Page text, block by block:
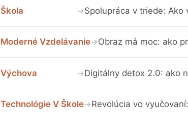
Škola →Spolupráca v triede:
Moderné Vzdelávanie→Obraz má moc: ako
Výchova →Digitálny detox 2.0: ako
Technológie V Škole→Revolúcia vo